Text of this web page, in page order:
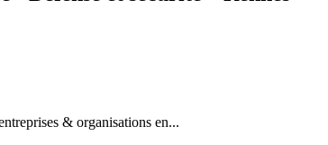
& organisations en...